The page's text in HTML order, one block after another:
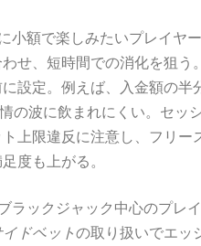
額で楽しみたいプレイヤー
せ、短時間での消化を狙う
設定。例えば、入金額の
の波に飲まれにくい。セ
上限違反に注意し、フリ
度も上がる。
ックジャック中心のプレイ
イドベットの取り扱いでエッ